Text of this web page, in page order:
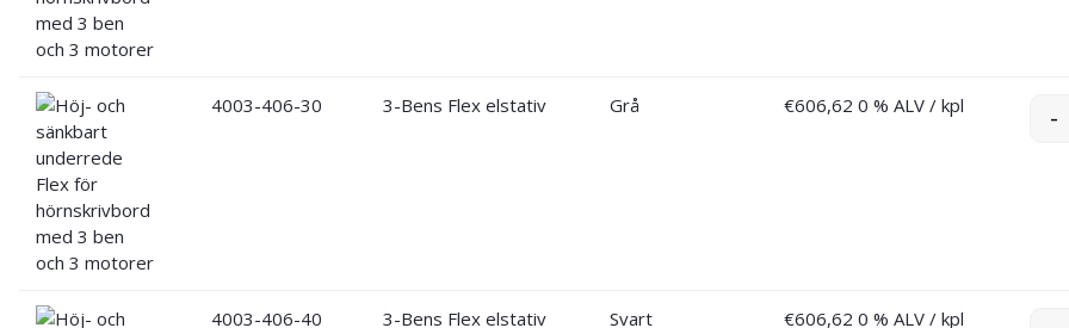
4003-406-30 3-Bens Flex elstativ Grå €606,62 0 % ALV / kpl -
4003-406-40 3-Bens Flex elstativ Svart €606,62 0 % ALV / kpl